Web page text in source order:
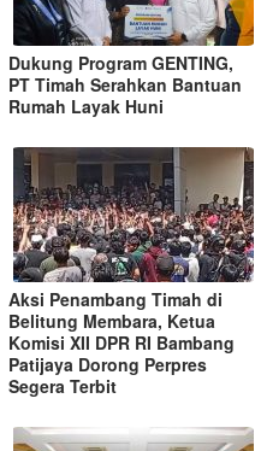
Dukung Program GENTING,
PT Timah Serahkan Bantuan
Rumah Layak Huni
Aksi Penambang Timah di
Belitung Membara, Ketua
Komisi XII DPR RI Bambang
Patijaya Dorong Perpres
Segera Terbit